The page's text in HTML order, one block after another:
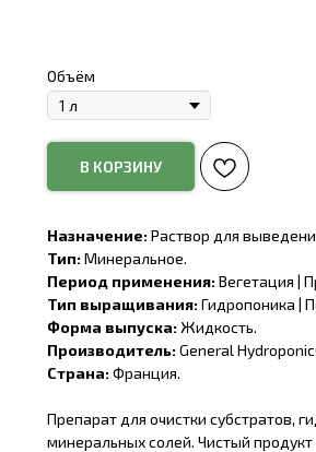
Объём
В КОРЗИНУ
Назначение:Раствор для
Тип:Минеральное.
Период применения:Вегетация |
Тип выращивания:Гидропоника |
Форма выпуска: Жидкость.
Производитель:General
Страна:Франция.
Препарат для очистки субстратов,
минеральных солей. Чистый